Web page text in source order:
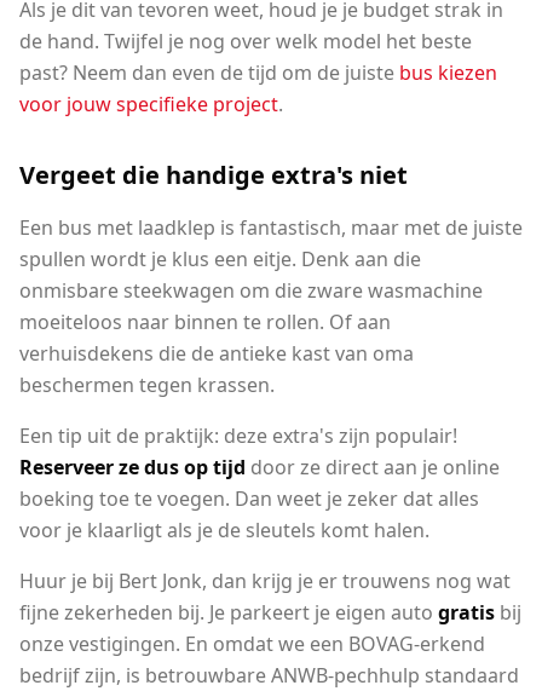
Als je dit van tevoren weet, houd je je budget strak in
de hand. Twijfel je nog over welk model het beste
past? Neem dan even de tijd om de juiste bus kiezen
voor jouw specifieke project.
Vergeet die handige extra's niet
Een bus met laadklep is fantastisch, maar met de juiste
spullen wordt je klus een eitje. Denk aan die
onmisbare steekwagen om die zware wasmachine
moeiteloos naar binnen te rollen. Of aan
verhuisdekens die de antieke kast van oma
beschermen tegen krassen.
Een tip uit de praktijk: deze extra's zijn populair!
Reserveer ze dus op tijd door ze direct aan je online
boeking toe te voegen. Dan weet je zeker dat alles
voor je klaarligt als je de sleutels komt halen.
Huur je bij Bert Jonk, dan krijg je er trouwens nog wat
fijne zekerheden bij. Je parkeert je eigen auto gratis bij
onze vestigingen. En omdat we een BOVAG-erkend
bedrijf zijn, is betrouwbare ANWB-pechhulp standaard